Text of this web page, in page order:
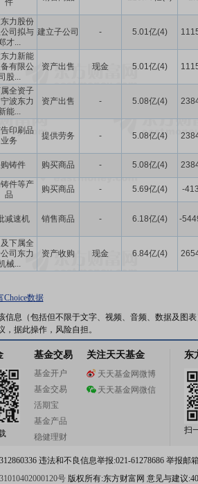
件
力股份
司拟与
才...
建立子公司 - 5.01亿(4)
力新能
有限公
股...
资产出售 现金 5.01亿(4)
全资子
波东力
能...
资产出售 - 5.08亿(4)
印刷品
业务
提供劳务 - 5.08亿(4)
铸件 购买商品 - 5.08亿(4)
件等产
品
购买商品 - 5.69亿(4) -
减速机 销售商品 - 6.18亿(4) -
下属全
司东力
械...
资产收购 现金 6.84亿(4)
Choice数据
息（包括但不限于文字、视频、音频、数据及图
据此操作，风险自担。
基金交易
基金开户
基金交易
活期宝
基金产品
稳健理财
关注天天基金
天天基金网微博
天天基金网微信
东
扫
违法和不良信息举报:021-61278686 举报邮箱
号版权所有:东方财富网 意见与建议